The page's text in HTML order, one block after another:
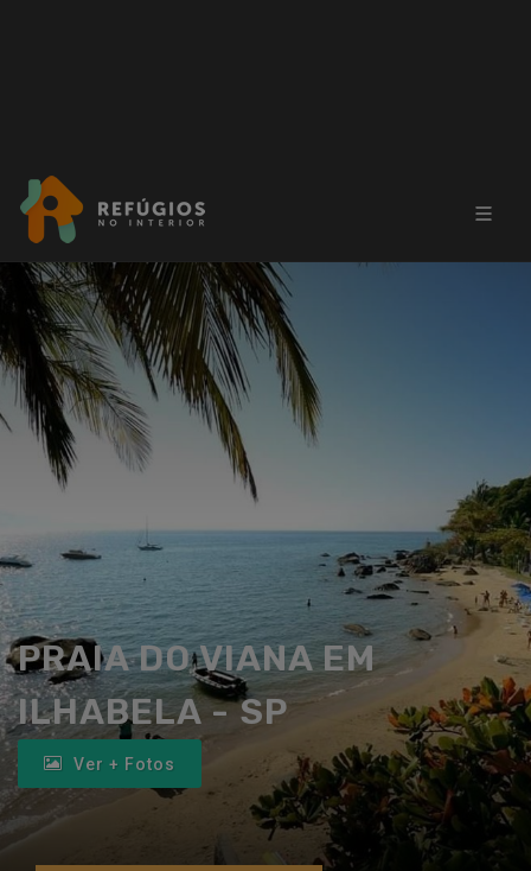
PRAIA DO VIANA EM
ILHABELA - SP
Ver + Fotos